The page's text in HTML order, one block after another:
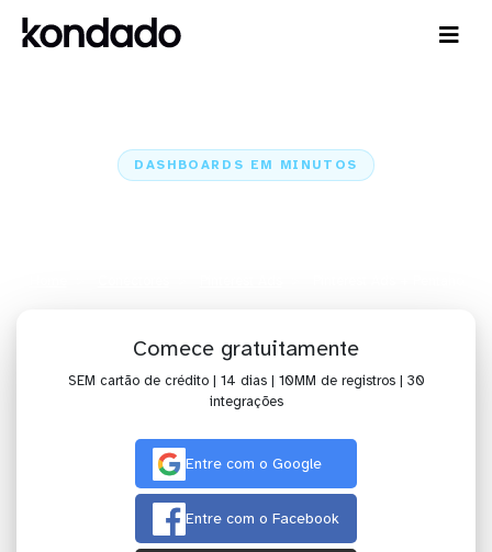
DASHBOARDS EM MINUTOS
Comece gratuitamente
SEM cartão de crédito | 14 dias | 10MM de registros | 30
integrações
Entre com o Google
Entre com o Facebook